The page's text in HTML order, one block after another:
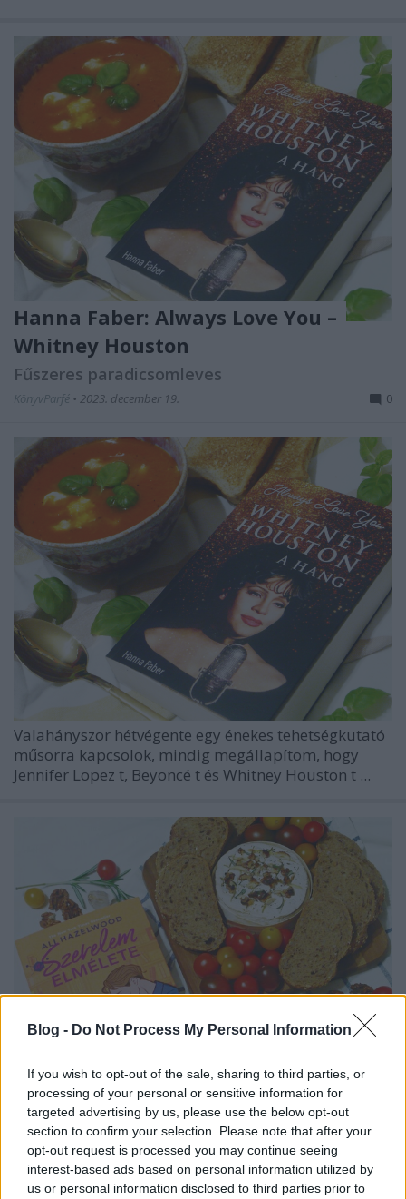
Blog - Do Not Process My Personal Information
If you wish to opt-out of the sale, sharing to third parties, or
processing of your personal or sensitive information for
targeted advertising by us, please use the below opt-out
section to confirm your selection. Please note that after your
opt-out request is processed you may continue seeing
interest-based ads based on personal information utilized by
us or personal information disclosed to third parties prior to
Hanna Faber: Always ​Love You –
Whitney Houston
Fűszeres paradicsomleves
KönyvParfé • 2023. december 19. 0
Valahányszor hétvégente egy énekes tehetségkutató
műsorra kapcsolok, mindig megállapítom, hogy
Jennifer Lopez t, Beyoncé t és Whitney Houston t ...
Ali Hazelwood: A ​szerelem elmélete
Sütőben sült camembert
KönyvParfé •2023. november 28.